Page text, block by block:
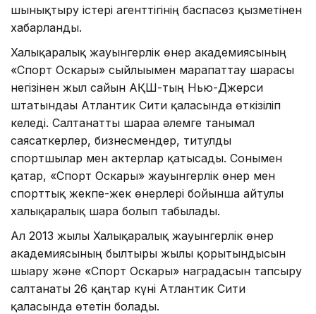
шынықтыру істері агенттігінің баспасөз қызметінен
хабарланды.
Халықаралық жауынгерлік өнер академиясының
«Спорт Оскары» сыйлығымен марапаттау шарасы
негізінен жыл сайын АҚШ-тың Нью-Джерси
штатындағы Атлантик Сити қаласында өткізіліп
келеді. Салтанатты шараға әлемге танымал
саясаткерлер, бизнесмендер, титулды
спортшылар мен актерлар қатысады. Сонымен
қатар, «Спорт Оскары» жауынгерлік өнер мен
спорттық жекпе-жек өнерлері бойынша айтулы
халықаралық шара болып табылады.
Ал 2013 жылы Халықаралық жауынгерлік өнер
академиясының былтырғы жылғы қорытындысын
шығару және «Спорт Оскары» наградасын тапсыру
салтанаты 26 қаңтар күні Атлантик Сити
қаласында өтетін болады.